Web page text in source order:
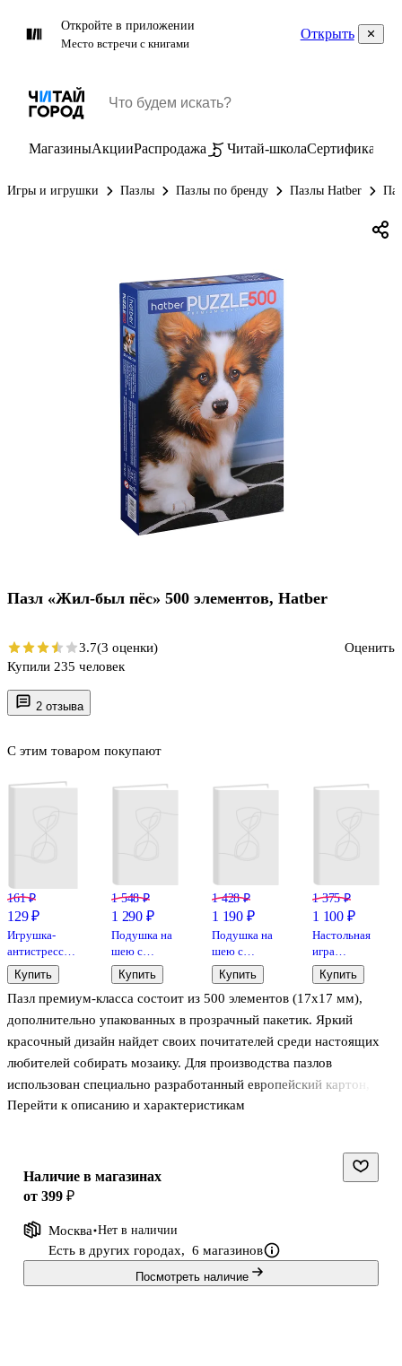
Откройте в приложении
Место встречи с книгами
Открыть
МагазиныАкцииРаспродажа Читай-школаСертификаты
Игры и игрушки Пазлы Пазлы по бренду Пазлы Hatber
2 отзыва
Пазл премиум-класса состоит из 500 элементов (17х17 мм),
дополнительно упакованных в прозрачный пакетик. Яркий
красочный дизайн найдет своих почитателей среди настоящих
любителей собирать мозаику. Для производства пазлов
использован специально разработанный европейский картон,
толщина которого увеличена. Собирать элементы стало еще
жесткого картона. Размер: 21,3х33х3,8 см.
Перейти к описанию и характеристикам
С этим товаром покупают
161 ₽
129 ₽
Игрушка-
антистресс
мяшка «Пёсик
с сердцем»,
Bookvalno
Купить
1 548 ₽
1 290 ₽
Подушка на
шею с
кнопкой
«Котик
клубочком»,
(34х30 см),
ассортименте)
Купить
1 428 ₽
1 190 ₽
Подушка на
шею с
кнопкой
«Ленивец»,
(30х30 см)
Купить
1 375 ₽
1 100 ₽
Настольная
игра
«Уровень
звездеца»,
Veselo Games
Купить
Пазл «Жил-был пёс» 500 элементов, Hatber
3.7(3 оценки)
Оценить
Купили 235 человек
Наличие в магазинах
от 399 ₽
Москва Нет в наличии
Есть в других городах, 6 магазинов
Посмотреть наличие